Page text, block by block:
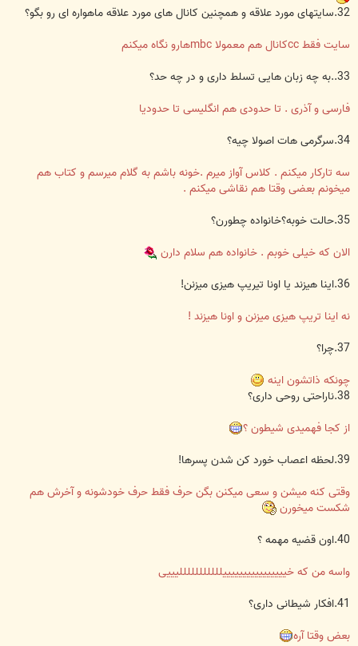
32.سایتهای مورد علاقه و همچنین کانال های مورد علاقه ماهواره ای رو بگو؟
سایت فقط ccکانال هم معمولا mbcهارو نگاه میکنم
33..به چه زبان هایی تسلط داری و در چه حد؟
فارسی و آذری . تا حدودی هم انگلیسی تا حدودیا
34.سرگرمی هات اصولا چیه؟
سه تارکار میکنم . کلاس آواز میرم .خونه باشم به گلام میرسم و کتاب هم
میخونم بعضی وقتا هم نقاشی میکنم .
35.حالت خوبه؟خانواده چطورن؟
الان که خیلی خوبم . خانواده هم سلام دارن
36.اینا هیزند یا اونا تیریپ هیزی میزنن!
نه اینا تریپ هیزی میزنن و اونا هیزند !
37.چرا؟
چونکه ذاتشون اینه
38.ناراحتی روحی داری؟
از کجا فهمیدی شیطون ؟
39.لحظه اعصاب خورد کن شدن پسرها!
وقتی کنه میشن و سعی میکنن بگن حرف فقط حرف خودشونه و آخرش هم
شکست میخورن
40.اون قضیه مهمه ؟
واسه من که خییییییییییییییییلللللللللللیییی
41.افکار شیطانی داری؟
بعض وقتا آره